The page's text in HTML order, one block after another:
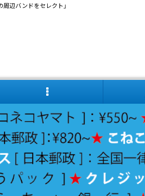
辺バンドをセレクト」